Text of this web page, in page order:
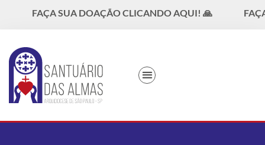
FAÇA SUA DOAÇÃO CLICANDO AQUI! 🙏 FAÇA